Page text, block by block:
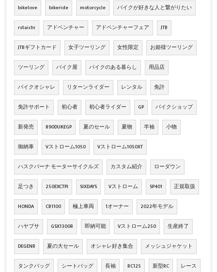
bikelove bikeride motorcycle バイクが好きな人と繋がりたい
rstaichi アドベンチャー アドベンチャーフェア JTB
JTBギフトカード 女子ツーリング 女性限定 お姫様ツーリング
ツーリング バイク屋 バイクのある暮らし 用品店
バイクオシャレ リターンライダー レンタル 免許
免許サポート 初心者 初心者ライダー GP バイクショップ
新発売 890DUKEGP 夏のセール 夏物 半袖 小物
御納車 Vストローム1050 Vストローム1050XT
ハスクバーナ モーターサイクルズ カスタム紹介 ローダウン
足つき 250EXCTPI SIXDAYS Vストローム SP401 正規取扱
HONDA CB1100 極上車両 1オーナー 2022年モデル
ハヤブサ GSX1300R 即納可能 Vストローム250 生産終了
DEGENR 夏の大セール オシャレ好き集合 メッシュジャケット
タンクバッグ シートバッグ 長袖 RC125 新型RC レース